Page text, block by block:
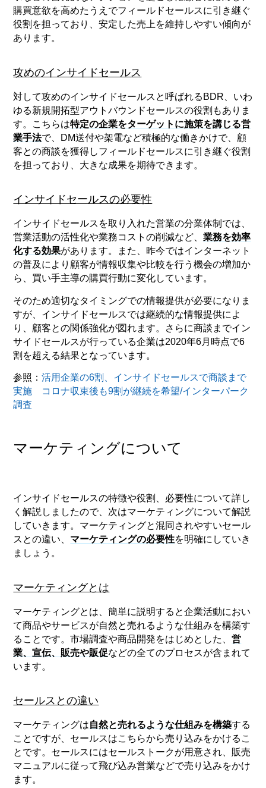
購買意欲を高めたうえでフィールドセールスに引き継ぐ
役割を担っており、安定した売上を維持しやすい傾向が
あります。
攻めのインサイドセールス
対して攻めのインサイドセールスと呼ばれるBDR、いわ
ゆる新規開拓型アウトバウンドセールスの役割もありま
す。こちらは特定の企業をターゲットに施策を講じる営
業手法で、DM送付や架電など積極的な働きかけで、顧
客との商談を獲得しフィールドセールスに引き継ぐ役割
を担っており、大きな成果を期待できます。
インサイドセールスの必要性
インサイドセールスを取り入れた営業の分業体制では、
営業活動の活性化や業務コストの削減など、業務を効率
化する効果があります。また、昨今ではインターネット
の普及により顧客が情報収集や比較を行う機会の増加か
ら、買い手主導の購買行動に変化しています。
そのため適切なタイミングでの情報提供が必要になりま
すが、インサイドセールスでは継続的な情報提供によ
り、顧客との関係強化が図れます。さらに商談までイン
サイドセールスが行っている企業は2020年6月時点で6
割を超える結果となっています。
参照：活用企業の6割、インサイドセールスで商談まで
実施 コロナ収束後も9割が継続を希望/インターパーク
調査
マーケティングについて
インサイドセールスの特徴や役割、必要性について詳し
く解説しましたので、次はマーケティングについて解説
していきます。マーケティングと混同されやすいセール
スとの違い、 マーケティングの必要性を明確にしていき
ましょう。
マーケティングとは
マーケティングとは、簡単に説明すると企業活動におい
て商品やサービスが自然と売れるような仕組みを構築す
ることです。市場調査や商品開発をはじめとした、営
業、宣伝、販売や販促などの全てのプロセスが含まれて
います。
セールスとの違い
マーケティングは自然と売れるような仕組みを構築する
ことですが、セールスはこちらから売り込みをかけるこ
とです。セールスにはセールストークが用意され、販売
マニュアルに従って飛び込み営業などで売り込みをかけ
ます。